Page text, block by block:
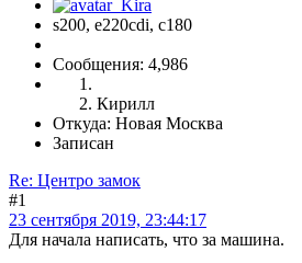
s200, е220cdi, с180
Сообщения: 4,986
Кирилл
Откуда: Новая Москва
Записан
Re: Центро замок
#1
23 сентября 2019, 23:44:17
Для начала написать, что за машина.